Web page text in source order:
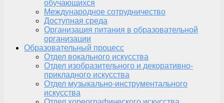
обучающихся
Международное сотрудничество
Доступная среда
Организация питания в образовательной
организации
Образовательный процесс
Отдел вокального искусства
Отдел изобразительного и декоративно-
прикладного искусства
Отдел музыкально-инструментального
искусства